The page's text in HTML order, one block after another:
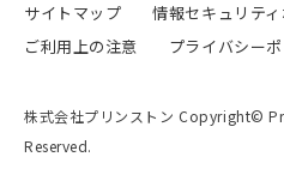
サイトマップ
情報セキュリテ
ご利用上の注意
プライバシー
株式会社プリンストン Copyright©
Reserved.